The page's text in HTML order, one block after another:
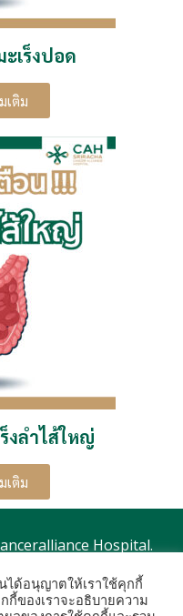
เร็งปอด
เติม
งลำไส้ใหญ่
เติม
Hospital.
ด้อนุญาตให้เราใช้คุกกี้
กี้ของเราจะอธิบายความ